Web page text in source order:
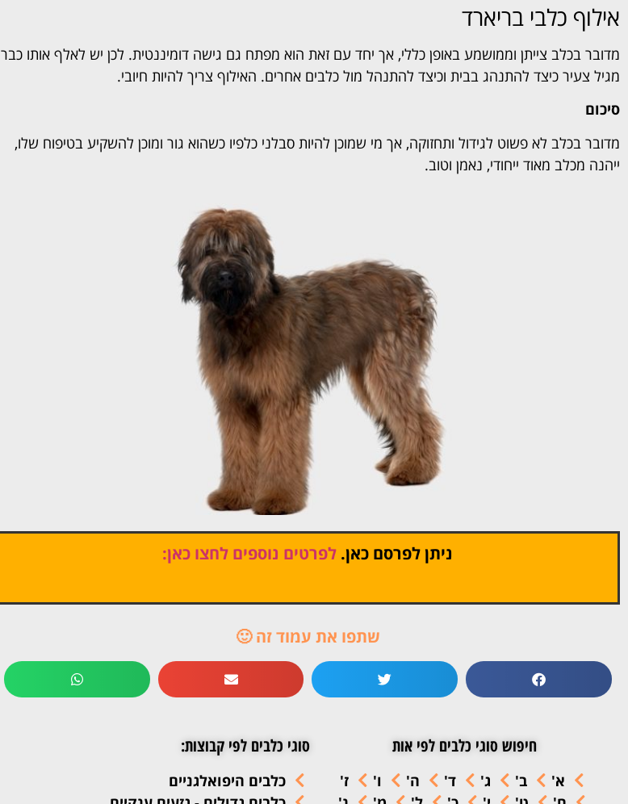
אילוף כלבי בריארד
מדובר בכלב צייתן וממושמע באופן כללי, אך יחד עם זאת הוא מפתח גם גישה דומיננטית. לכן יש לאלף אותו כבר
מגיל צעיר כיצד להתנהג בבית וכיצד להתנהל מול כלבים אחרים. האילוף צריך להיות חיובי.
סיכום
מדובר בכלב לא פשוט לגידול ותחזוקה, אך מי שמוכן להיות סבלני כלפיו כשהוא גור ומוכן להשקיע בטיפוח שלו,
ייהנה מכלב מאוד ייחודי, נאמן וטוב.
ניתן לפרסם כאן. לפרטים נוספים לחצו כאן:
שתפו את עמוד זה 🙂
חיפוש סוגי כלבים לפי אות
א' ב' ג' ד' ה' ו'
ז'
סוגי כלבים לפי קבוצות:
כלבים היפואלגניים